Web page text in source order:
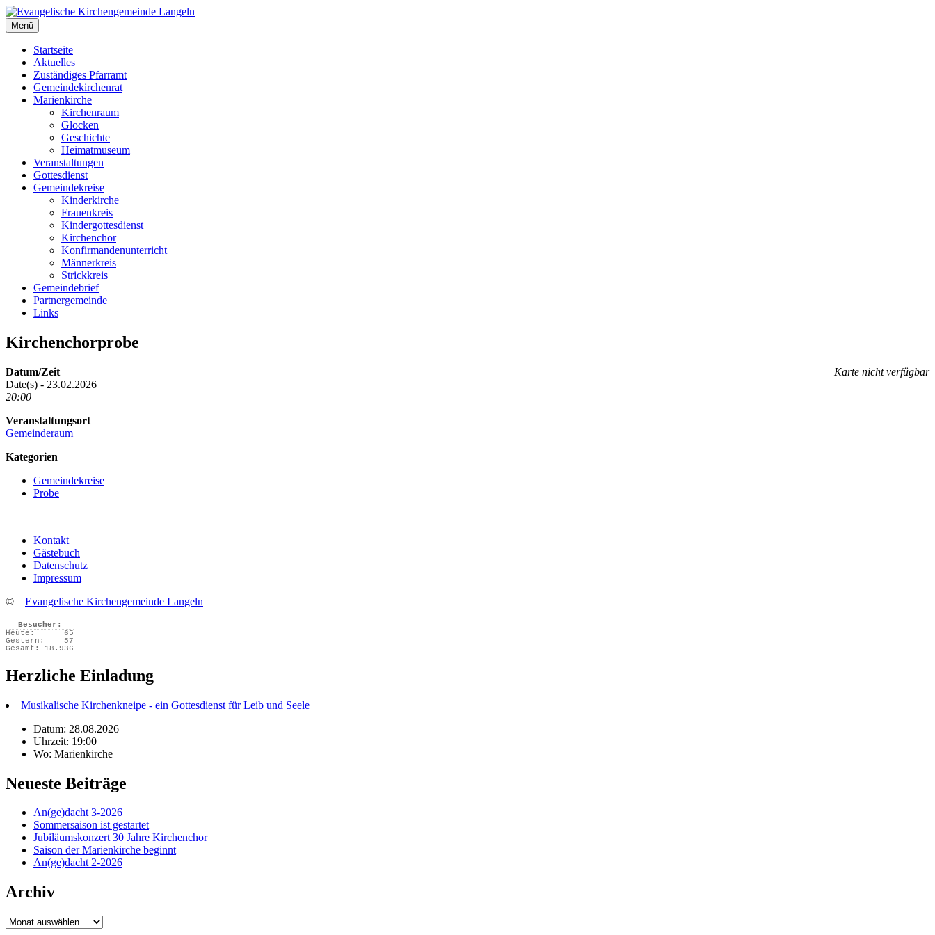
Zum
Inhalt
springen
Evangelische Kirchengemeinde Langeln
Evangelische Kirchengemeinde Langeln
Menü
Startseite
Aktuelles
Zuständiges Pfarramt
Gemeindekirchenrat
Marienkirche
Kirchenraum
Glocken
Geschichte
Heimatmuseum
Veranstaltungen
Gottesdienst
Gemeindekreise
Kinderkirche
Frauenkreis
Kindergottesdienst
Kirchenchor
Konfirmandenunterricht
Männerkreis
Strickkreis
Gemeindebrief
Partnergemeinde
Links
Kirchenchorprobe
Karte nicht verfügbar
Datum/Zeit
Date(s) - 23.02.2026
20:00
Veranstaltungsort
Gemeinderaum
Kategorien
Gemeindekreise
Probe
Kontakt
Gästebuch
Datenschutz
Impressum
© Evangelische Kirchengemeinde Langeln
Besucher:
Heute:
65
Gestern:
57
Gesamt:
18.936
Herzliche Einladung
Musikalische Kirchenkneipe - ein Gottesdienst für Leib und Seele
Datum: 28.08.2026
Uhrzeit: 19:00
Wo: Marienkirche
Neueste Beiträge
An(ge)dacht 3-2026
Sommersaison ist gestartet
Jubiläumskonzert 30 Jahre Kirchenchor
Saison der Marienkirche beginnt
An(ge)dacht 2-2026
Archiv
Archiv